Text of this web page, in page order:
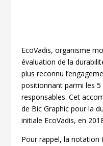
EcoVadis, organisme
évaluation de la
plus reconnu
positionnant parmi les 5
responsables. Cet
de Bic Graphic pour la
initiale EcoVadis, en
Pour rappel, la notation